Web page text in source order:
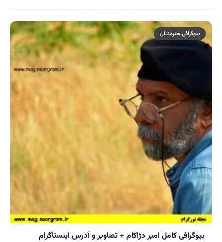
بیوگرافی هنرمندان
بیوگرافی کامل امیر دژاکام + تصاویر و آدرس اینستاگرام